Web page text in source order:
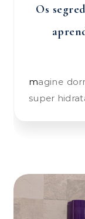
Os
magine dormir e acordar com os cabelos
super